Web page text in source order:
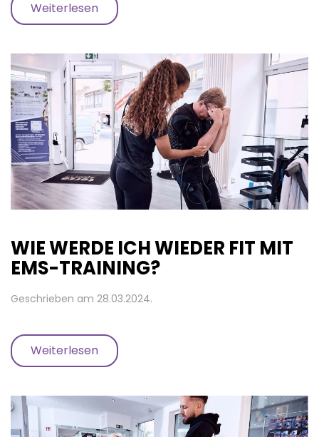
Weiterlesen
WIE WERDE ICH WIEDER FIT MIT
EMS-TRAINING?
Geschrieben am 28.03.2024.
Weiterlesen